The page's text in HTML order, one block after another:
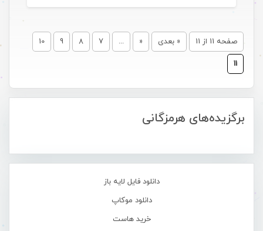
برگزیده‌های هرمزگانی
دانلود فایل لایه باز
دانلود موکاپ
خرید هاست
صفحه 11 از 11 « بعدی «
...
7
8
9
10
11